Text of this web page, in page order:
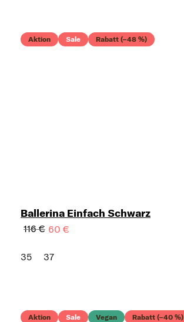
Aktion Sale Rabatt (–48 %)
Ballerina Einfach Schwarz
116 € 60 €
35 37
Aktion Sale Vegan Rabatt (–40 %)